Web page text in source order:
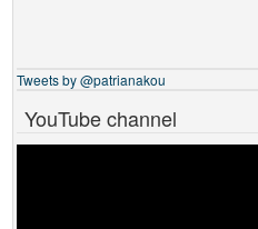
Tweets by @patrianakou
YouTube channel